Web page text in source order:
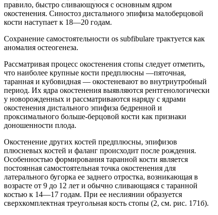
правило, быстро сливающуюся с основным ядром
окостенения. Синостоз дистального эпифиза малоберцовой
кости наступает к 18—20 годам.
Сохранение самостоятельности os subfibulare трактуется как
аномалия остеогенеза.
Рассматривая процесс окостенения стопы следует отметить,
что наиболее крупные кости предплюсны —пяточная,
таранная и кубовидная — окостеневают во внутриутробный
период. Их ядра окостенения выявляются рентгенологически
у новорожденных и рассматриваются наряду с ядрами
окостенения дистального эпифиза бедренной и
проксимального больше-берцовой кости как признаки
доношенности плода.
Окостенение других костей предплюсны, эпифизов
плюсневых костей и фаланг происходит после рождения.
Особенностью формирования таранной кости является
постоянная самостоятельная точка окостенения для
латерального бугорка ее заднего отростка, возникающая в
возрасте от 9 до 12 лет и обычно сливающаяся с таранной
костью к 14—17 годам. При ее неслиянии образуется
сверхкомплектная треугольная кость стопы (2, см. рис. 171б).